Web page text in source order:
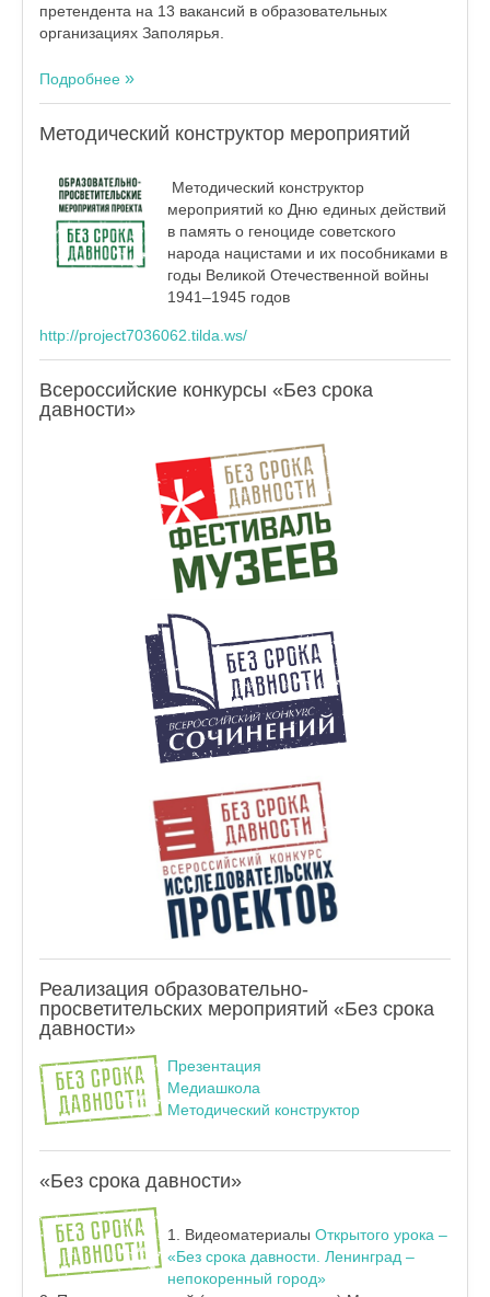
претендента на 13 вакансий в образовательных
организациях Заполярья.
Подробнее
Методический конструктор мероприятий
Методический конструктор
мероприятий ко Дню единых действий
в память о геноциде советского
народа нацистами и их пособниками в
годы Великой Отечественной войны
1941–1945 годов
http://project7036062.tilda.ws/
Всероссийские конкурсы «Без срока
давности»
Реализация образовательно-
просветительских мероприятий «Без срока
давности»
Презентация
Медиашкола
Методический конструктор
«Без срока давности»
1. Видеоматериалы Открытого урока –
«Без срока давности. Ленинград –
непокоренный город»